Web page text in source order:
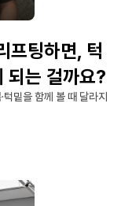
프팅하면, 턱
되는 걸까요?
밑을 함께 볼 때 달라지